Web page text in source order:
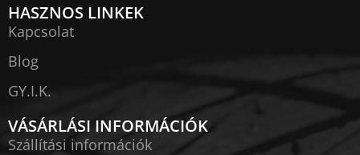
HASZNOS LINKEK
Kapcsolat
Blog
GY.I.K.
VÁSÁRLÁSI INFORMÁCIÓK
Szállítási információk